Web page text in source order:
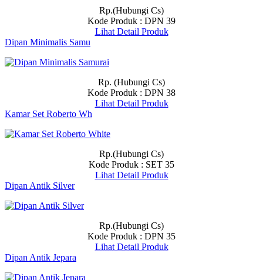
Rp.(Hubungi Cs)
Kode Produk : DPN 39
Lihat Detail Produk
Dipan Minimalis Samu
Rp. (Hubungi Cs)
Kode Produk : DPN 38
Lihat Detail Produk
Kamar Set Roberto Wh
Rp.(Hubungi Cs)
Kode Produk : SET 35
Lihat Detail Produk
Dipan Antik Silver
Rp.(Hubungi Cs)
Kode Produk : DPN 35
Lihat Detail Produk
Dipan Antik Jepara